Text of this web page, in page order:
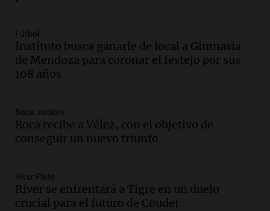
para poder seguir viviend
Una mañana para todos
Episodios
Audio.
Una mañana para todos
Episodios
Audio.
un precipicio
Una mañana para todos
Episodios
Fútbol
Instituto busca ganarle de local a Gimnasia
de Mendoza para coronar el festejo por sus
108 años
Boca Juniors
Boca recibe a Vélez, con el objetivo de
conseguir un nuevo triunfo
River Plate
River se enfrentará a Tigre en un duelo
crucial para el futuro de Coudet